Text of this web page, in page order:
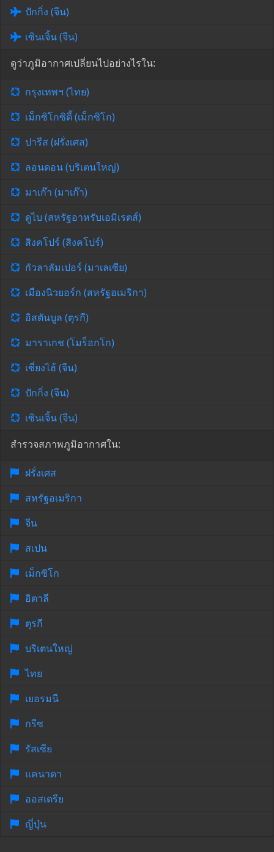
ปักกิ่ง (จีน)
เซินเจิ้น (จีน)
ดูว่าภูมิอากาศเปลี่ยนไปอย่างไรใน:
กรุงเทพฯ (ไทย)
เม็กซิโกซิตี้ (เม็กซิโก)
ปารีส (ฝรั่งเศส)
ลอนดอน (บริเตนใหญ่)
มาเก๊า (มาเก๊า)
ดูไบ (สหรัฐอาหรับเอมิเรตส์)
สิงคโปร์ (สิงคโปร์)
กัวลาลัมเปอร์ (มาเลเซีย)
เมืองนิวยอร์ก (สหรัฐอเมริกา)
อิสตันบูล (ตุรกี)
มาราเกช (โมร็อกโก)
เซี่ยงไฮ้ (จีน)
ปักกิ่ง (จีน)
เซินเจิ้น (จีน)
สำรวจสภาพภูมิอากาศใน:
ฝรั่งเศส
สหรัฐอเมริกา
จีน
สเปน
เม็กซิโก
อิตาลี
ตุรกี
บริเตนใหญ่
ไทย
เยอรมนี
กรีซ
รัสเซีย
แคนาดา
ออสเตรีย
ญี่ปุ่น